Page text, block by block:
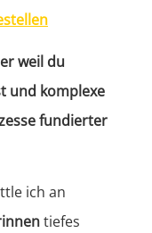
weil du
und komplexe
fundierter
ich an
tiefes